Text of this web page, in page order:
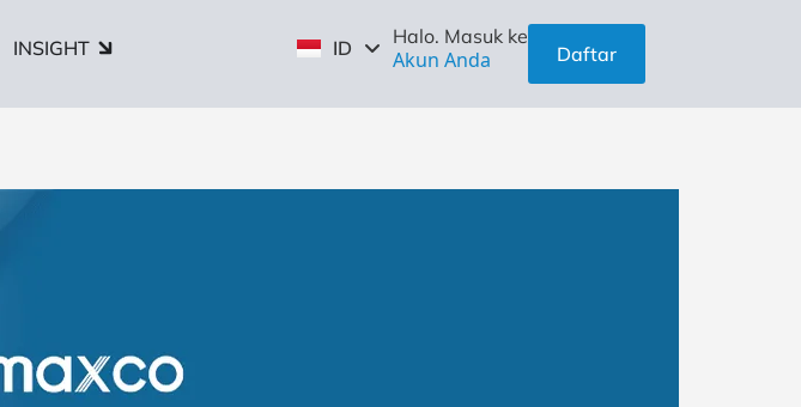
INSIGHT ID
ZH
Halo. Masuk ke
Akun Anda Daftar